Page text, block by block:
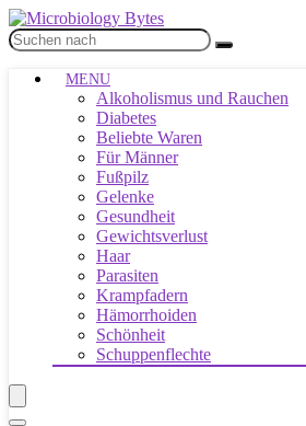
MENU
Alkoholismus und Rauchen
Diabetes
Beliebte Waren
Für Männer
Fußpilz
Gelenke
Gesundheit
Gewichtsverlust
Haar
Parasiten
Krampfadern
Hämorrhoiden
Schönheit
Schuppenflechte